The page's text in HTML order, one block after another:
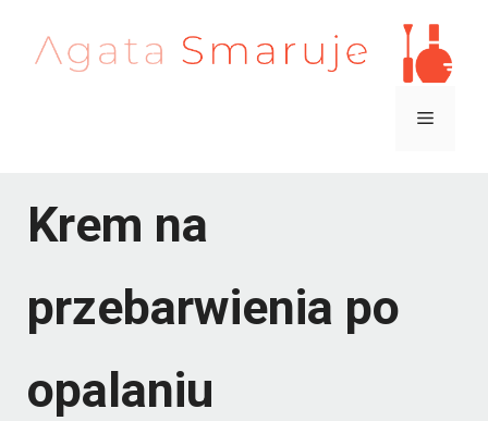
Menu
Krem na
przebarwienia po
opalaniu